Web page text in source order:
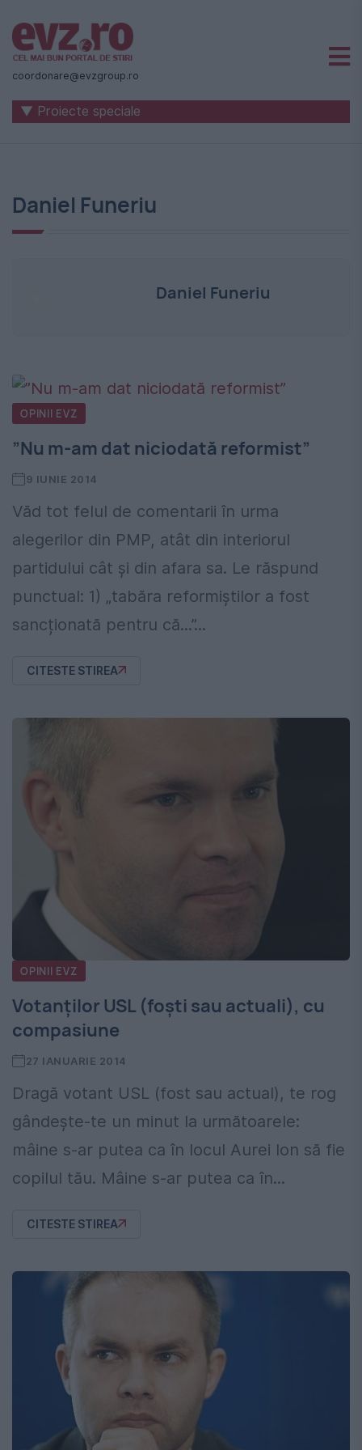
Știri
naționale
internaționale
-
Evenimentul
coordonare@evzgroup.ro
▼ Proiecte speciale
Daniel Funeriu
Daniel Funeriu
OPINII EVZ
”Nu m-am dat niciodată reformist”
9 IUNIE 2014
Văd tot felul de comentarii în urma
alegerilor din PMP, atât din interiorul
partidului cât și din afara sa. Le răspund
punctual: 1) „tabăra reformiștilor a fost
sancționată pentru că...”...
CITESTE STIREA
OPINII EVZ
Votanților USL (foști sau actuali), cu
compasiune
27 IANUARIE 2014
Dragă votant USL (fost sau actual), te rog
gândește-te un minut la următoarele:
mâine s-ar putea ca în locul Aurei Ion să fie
copilul tău. Mâine s-ar putea ca în...
CITESTE STIREA